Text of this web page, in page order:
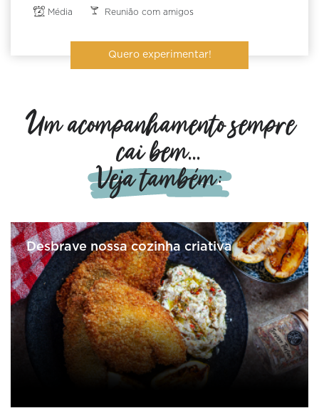
Média Reunião com amigos
Quero experimentar!
Um acompanhamento sempre
cai bem...
Veja também:
Desbrave nossa cozinha criativa